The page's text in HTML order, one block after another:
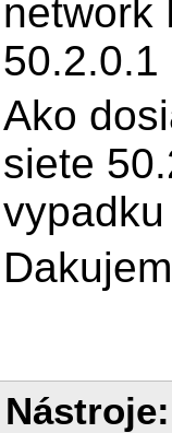
network
50.2.0.1
Ako
siete
Nástroje: